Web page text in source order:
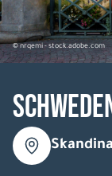
© nrqemi - stock.adobe.com